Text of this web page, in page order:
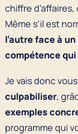
chiffre
Même s’il est
l’autre face à
compétence qui
Je vais donc
culpabiliser,
exemples
programme qui